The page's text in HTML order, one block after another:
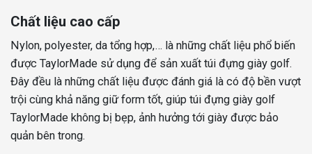
Chất liệu cao cấp
Nylon, polyester, da tổng hợp,… là những chất liệu phổ biến
được TaylorMade sử dụng để sản xuất túi đựng giày golf.
Đây đều là những chất liệu được đánh giá là có độ bền vượt
trội cùng khả năng giữ form tốt, giúp túi đựng giày golf
TaylorMade không bị bẹp, ảnh hưởng tới giày được bảo
quản bên trong.